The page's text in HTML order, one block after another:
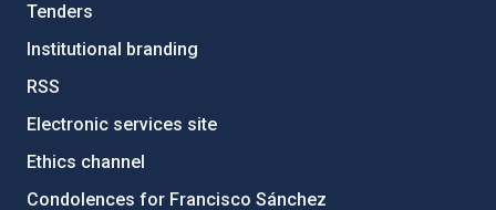
Tenders
Institutional branding
RSS
Electronic services site
Ethics channel
Condolences for Francisco Sánchez